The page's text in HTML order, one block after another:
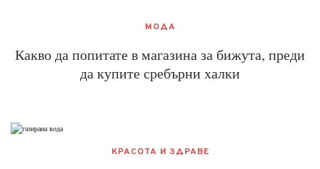
МОДА
Какво да попитате в магазина за бижута, преди
да купите сребърни халки
КРАСОТА И ЗДРАВЕ